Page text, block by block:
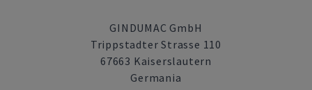
GINDUMAC GmbH
Trippstadter Strasse 110
67663 Kaiserslautern
Germania